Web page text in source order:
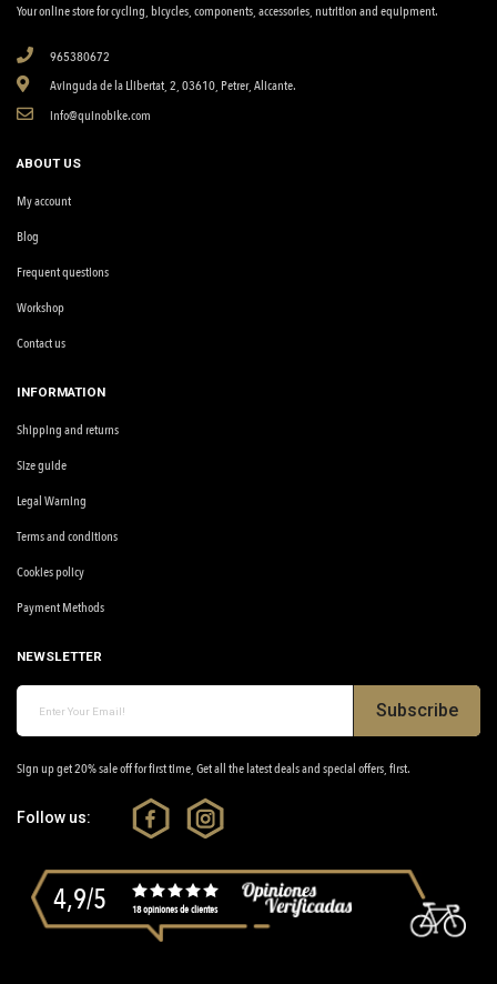
Your online store for cycling, bicycles, components, accessories, nutrition and equipment.
965380672
Avinguda de la Llibertat, 2, 03610, Petrer, Alicante.
info@quinobike.com
ABOUT US
My account
Blog
Frequent questions
Workshop
Contact us
INFORMATION
Shipping and returns
Size guide
Legal Warning
Terms and conditions
Cookies policy
Payment Methods
NEWSLETTER
Subscribe
Sign up get 20% sale off for first time, Get all the latest deals and special offers, first.
Follow us:
4,9/5 18 opiniones de clientes